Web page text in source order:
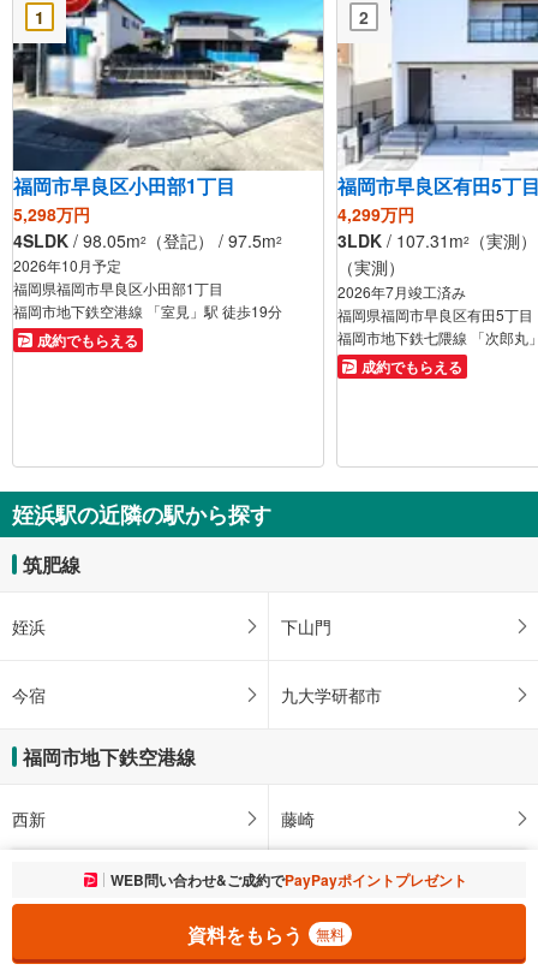
1
福岡市早良区小田部1丁目
5,298万円
4SLDK / 98.05m2 （登記） / 97.5m2
2026年10月予定
福岡県福岡市早良区小田部1丁目
福岡市地下鉄空港線 「室見」駅 徒歩19分
成約でもらえる
2
福岡市早良区有田5丁
4,299万円
3LDK / 107.31m2
（実測
（実測）
2026年7月竣工済み
福岡県福岡市早良区有田5丁目
福岡市地下鉄七隈線 「次郎丸
成約でもらえる
姪浜駅の近隣の駅から探す
筑肥線
姪浜 下山門
今宿 九大学研都市
福岡市地下鉄空港線
西新 藤崎
姪浜
同じエリアから物件を探す
お気に入りに追加しました。 一覧を開く
WEB問い合わせ&ご成約でPayPayポイントプレゼント
資料をもらう 無料